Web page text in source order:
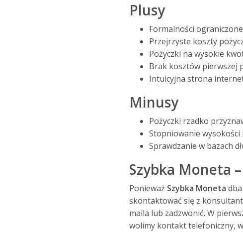
Plusy
Formalności
Przejrzyste koszty
Pożyczki na wysokie
Brak kosztów pierwszej
Intuicyjna strona
Minusy
Pożyczki rzadko
Stopniowanie wysokości
Sprawdzanie w bazach
Szybka Moneta
Ponieważ Szybka Moneta
skontaktować się z
maila lub zadzwonić. W
wolimy kontakt telefoniczny,